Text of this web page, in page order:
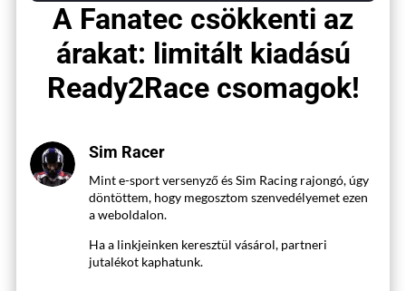
A Fanatec csökkenti az
árakat: limitált kiadású
Ready2Race csomagok!
Sim Racer
Mint e-sport versenyző és Sim Racing rajongó, úgy
döntöttem, hogy megosztom szenvedélyemet ezen
a weboldalon.
Ha a linkjeinken keresztül vásárol, partneri
jutalékot kaphatunk.